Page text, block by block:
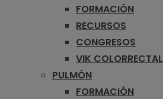
FORMACIÓN
RECURSOS
CONGRESOS
VIK COLORRECTAL
PULMÓN
FORMACIÓN